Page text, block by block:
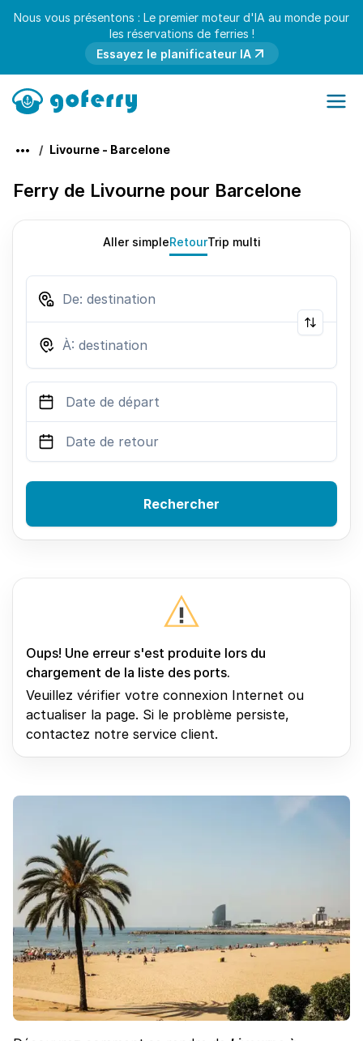
Nous vous présentons : Le premier moteur d'IA au monde pour
les réservations de ferries !
Essayez le planificateur IA
Livourne - Barcelone
Ferry de Livourne pour Barcelone
Aller simpleRetourTrip multi
Rechercher
Oups! Une erreur s'est produite lors du
chargement de la liste des ports.
Veuillez vérifier votre connexion Internet ou
actualiser la page. Si le problème persiste,
contactez notre service client.